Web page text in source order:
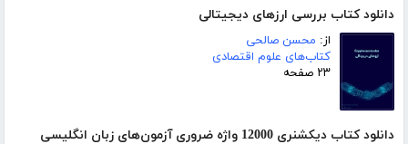
دانلود کتاب بررسی ارزهای دیجیتالی
از: محسن صالحی
کتاب‌های علوم اقتصادی
۲۳ صفحه
دانلود کتاب دیکشنری 12000 واژه ضروری آزمون‌های زبان انگلیسی